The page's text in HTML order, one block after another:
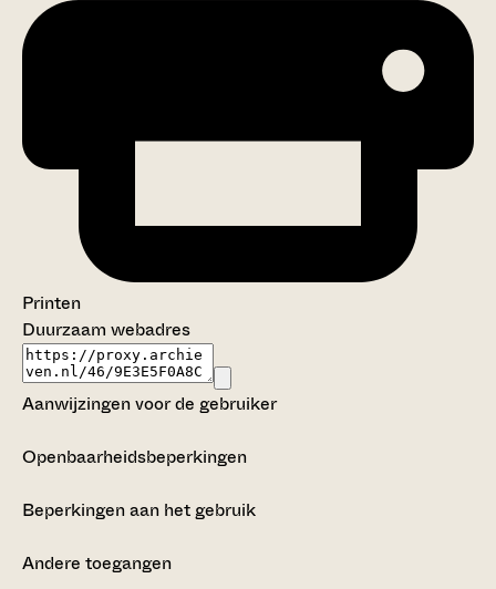
Printen
Duurzaam webadres
Aanwijzingen voor de gebruiker
Openbaarheidsbeperkingen
Beperkingen aan het gebruik
Andere toegangen